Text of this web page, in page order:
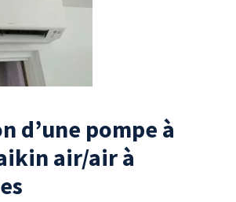
d’une pompe à
air/air à